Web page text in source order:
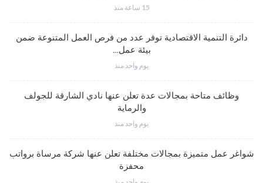
15 ساعة منذ
دائرة التنمية الاقتصادية توفر عدد من فرص العمل المتنوعة ضمن
بيئة عمل…
يوم واحد منذ
وظائف متاحة بمجالات عدة تعلن عنها نادي الشارقة للجولف
والرماية
يوم واحد منذ
شواغر عمل متميزة بمجالات مختلفة تعلن عنها شركة مرساة برواتب
محفزة